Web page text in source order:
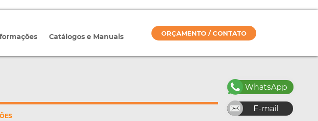
Catálogos e Manuais ORÇAMENTO / CONTATO
WhatsApp
E-mail